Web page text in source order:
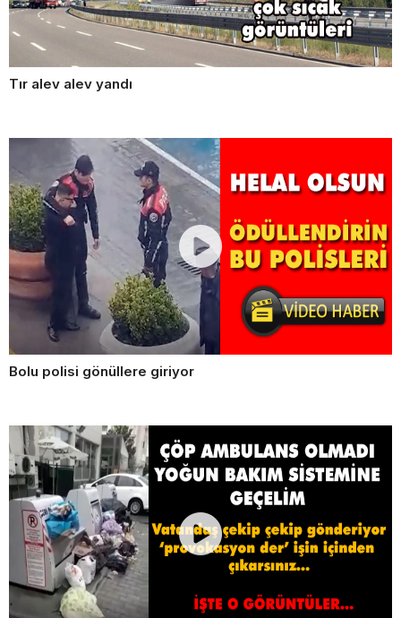
Tır alev alev yandı
Bolu polisi gönüllere giriyor